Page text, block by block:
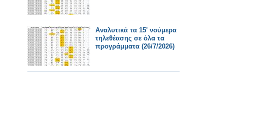
Αναλυτικά τα 15' νούμερα
τηλεθέασης σε όλα τα
προγράμματα (26/7/2026)